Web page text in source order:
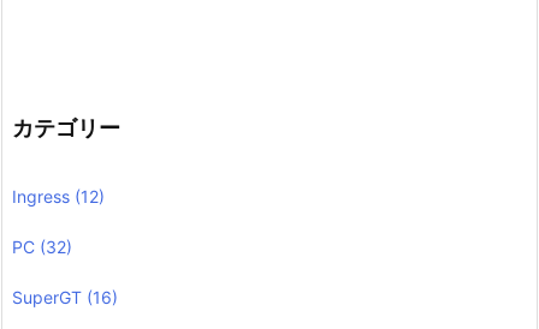
カテゴリー
Ingress (12)
PC (32)
SuperGT (16)